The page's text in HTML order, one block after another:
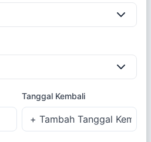
Tanggal Kembali